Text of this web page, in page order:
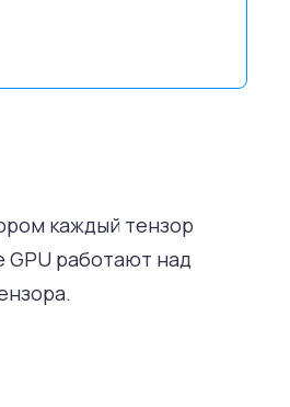
каждый тензор
GPU работают над